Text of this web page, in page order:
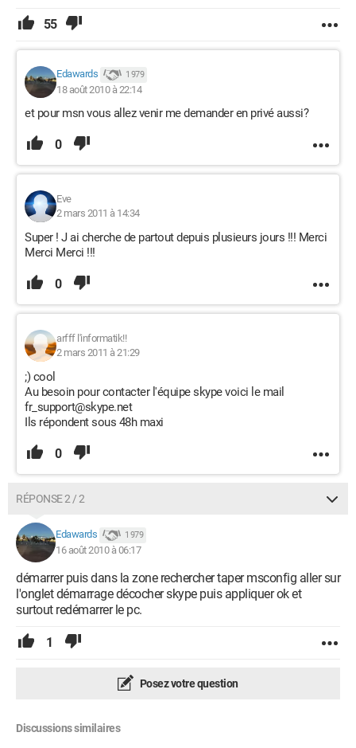
55
Edawards 1 979
18 août 2010 à 22:14
et pour msn vous allez venir me demander en privé aussi?
0
Eve
2 mars 2011 à 14:34
Super ! J ai cherche de partout depuis plusieurs jours !!! Merci
Merci Merci !!!
0
arfff l'informatik!!
2 mars 2011 à 21:29
;) cool
Au besoin pour contacter l'équipe skype voici le mail
fr_support@skype.net
Ils répondent sous 48h maxi
0
RÉPONSE 2 / 2
Edawards 1 979
16 août 2010 à 06:17
démarrer puis dans la zone rechercher taper msconfig aller sur
l'onglet démarrage décocher skype puis appliquer ok et
surtout redémarrer le pc.
1
Posez votre question
Discussions similaires